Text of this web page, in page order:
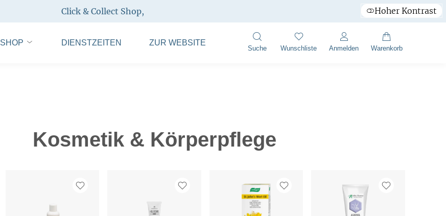
Click & Collect Shop, Hoher Kontrast
SHOP DIENSTZEITEN ZUR WEBSITE
Suche Wunschliste Anmelden Warenkorb
Kosmetik & Körperpflege